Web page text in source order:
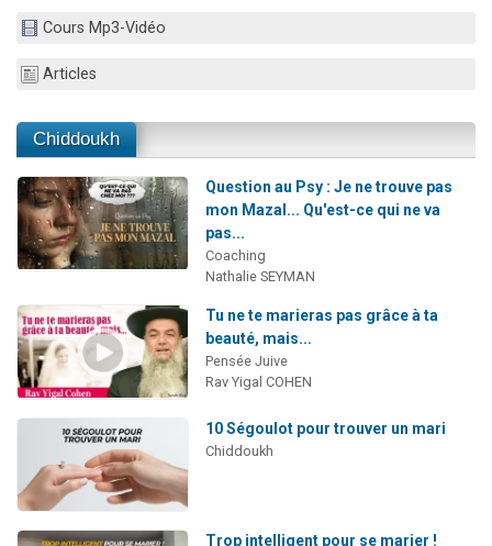
Cours Mp3-Vidéo
Articles
Chiddoukh
Question au Psy : Je ne trouve pas
mon Mazal... Qu'est-ce qui ne va
pas...
Coaching
Nathalie SEYMAN
Tu ne te marieras pas grâce à ta
beauté, mais...
Pensée Juive
Rav Yigal COHEN
10 Ségoulot pour trouver un mari
Chiddoukh
Trop intelligent pour se marier !